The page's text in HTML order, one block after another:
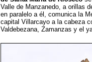
Valle de Manzanedo, a orillas
en paralelo a él, comunica la
capital Villarcayo a la cabeza
Valdebezana, Zamanzas y el